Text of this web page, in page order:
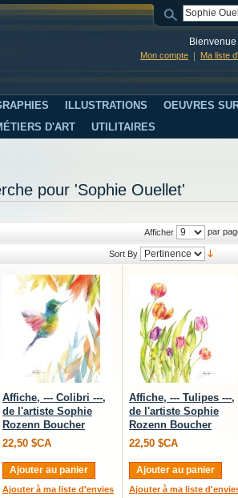
Mon compte Ma liste
ILLUSTRATIONS
OEUVRES
D'ART UTILITAIRES
pour 'Sophie Ouellet'
Afficher par
Sort By
Affiche, --- Colibri ---,
de l'artiste Sophie
Rozenn Boucher
22,50 $CA
Ajouter au panier
Ajouter à ma liste d'envies
Affiche, --- Tulipes ---,
de l'artiste Sophie
Rozenn Boucher
22,50 $CA
Ajouter au panier
Ajouter à ma liste